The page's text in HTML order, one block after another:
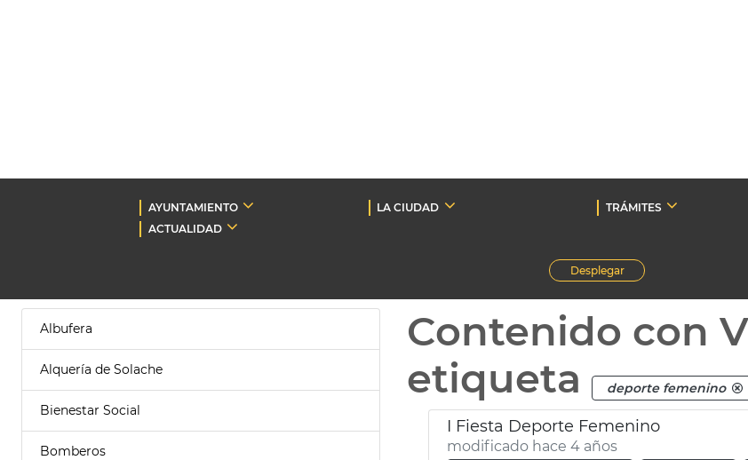
AYUNTAMIENTO LA CIUDAD TRÁMITES
ACTUALIDAD
Desplegar
Albufera
Alquería de Solache
Bienestar Social
Bomberos
Contenido con
etiqueta
deporte femenino
I Fiesta Deporte Femenino
modificado hace 4 años